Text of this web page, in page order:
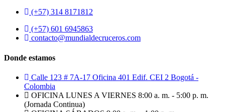
(+57) 314 8171812
(+57) 601 6945863
contacto@mundialdecruceros.com
Donde estamos
Calle 123 # 7A-17 Oficina 401 Edif. CEI 2 Bogotá -
Colombia
OFICINA LUNES A VIERNES 8:00 a. m. - 5:00 p. m.
(Jornada Continua)